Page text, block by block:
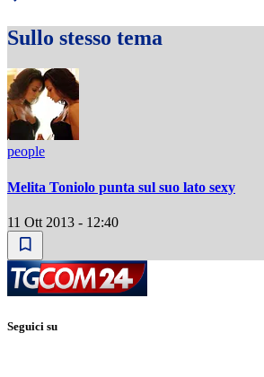
Sullo stesso tema
people
Melita Toniolo punta sul suo lato sexy
11 Ott 2013 - 12:40
Seguici su